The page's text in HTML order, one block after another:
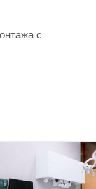
с
100 мм с